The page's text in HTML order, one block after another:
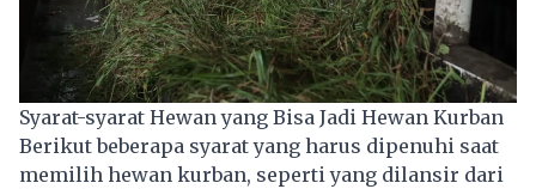
Syarat-syarat Hewan yang Bisa Jadi Hewan Kurban
Berikut beberapa syarat yang harus dipenuhi saat
memilih hewan kurban, seperti yang dilansir dari